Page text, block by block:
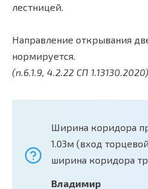
лестницей.
Направление открывания
нормируется.
(п.6.1.9, 4.2.22 СП 1.13130.2020)
Ширина коридора
1.03м (вход
ширина коридора
Владимир